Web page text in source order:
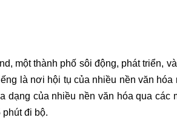
một thành phố sôi động, phát triển,
là nơi hội tụ của nhiều nền văn
của nhiều nền văn hóa qua các
đi bộ.